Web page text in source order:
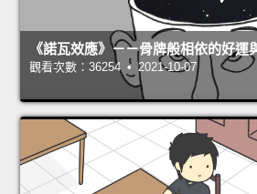
《諾瓦效應》－－骨牌般相依的好運
觀看次數：36254 • 2021-10-07